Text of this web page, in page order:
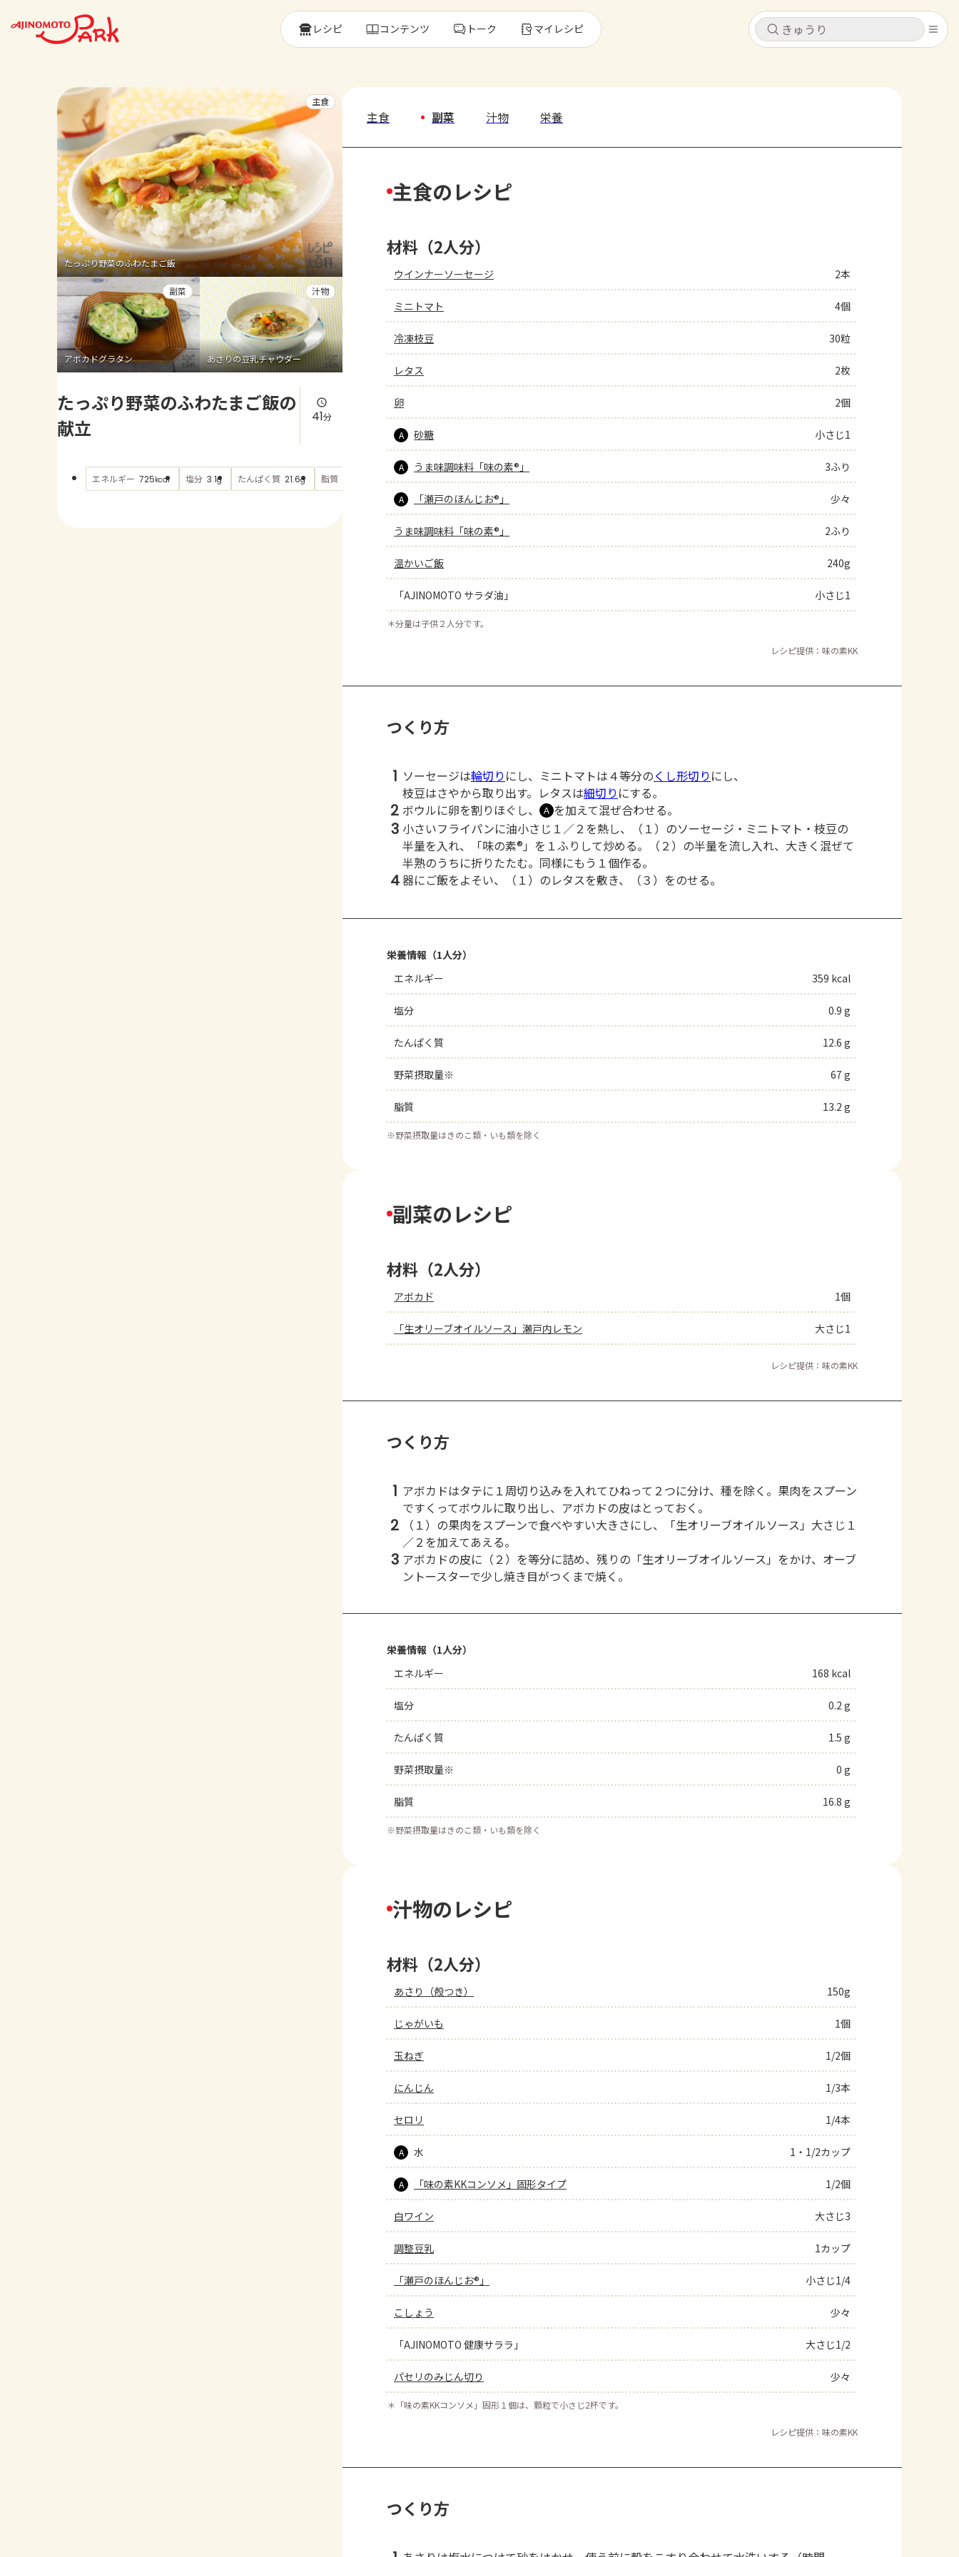
キャンセル
よくあるお問い合わせ
お買い物
キャンセル
レシピ コンテンツ トーク マイレシピ
たっぷり野菜のふわたまご飯
主食
アボカドグラタン
副菜
あさりの豆乳チャウダー
汁物
たっぷり野菜のふわたまご飯の
献立
41分
エネルギー 725kcal 塩分 3.1g たんぱく質 21.6g 脂質 もっと見る
主食 副菜 汁物 栄養
主食のレシピ
材料（2人分）
ウインナーソーセージ 2本
ミニトマト 4個
冷凍枝豆 30粒
レタス 2枚
卵 2個
A 砂糖 小さじ1
A うま味調味料「味の素®」 3ふり
A 「瀬戸のほんじお®」 少々
うま味調味料「味の素®」 2ふり
温かいご飯 240g
「AJINOMOTO サラダ油」 小さじ1
＊分量は子供２人分です。
レシピ提供：味の素KK
つくり方
1 ソーセージは輪切り にし、ミニトマトは４等分のくし形切り にし、
枝豆はさやから取り出す。レタスは細切り にする。
2 ボウルに卵を割りほぐし、 Ａ を加えて混ぜ合わせる。
3 小さいフライパンに油小さじ１／２を熱し、（１）のソーセージ・ミニトマト・枝豆の
半量を入れ、「味の素®」を１ふりして炒める。（２）の半量を流し入れ、大きく混ぜて
半熟のうちに折りたたむ。同様にもう１個作る。
4器にご飯をよそい、（１）のレタスを敷き、（３）をのせる。
栄養情報（1人分）
エネルギー
359 kcal
塩分 0.9 g
たんぱく質 12.6 g
野菜摂取量※ 67 g
脂質 13.2 g
※野菜摂取量はきのこ類・いも類を除く
副菜のレシピ
材料（2人分）
アボカド 1個
「生オリーブオイルソース」瀬戸内レモン 大さじ1
レシピ提供：味の素KK
つくり方
1 アボカドはタテに１周切り込みを入れてひねって２つに分け、種を除く。果肉をスプーン
ですくってボウルに取り出し、アボカドの皮はとっておく。
2
（１）の果肉をスプーンで食べやすい大きさにし、「生オリーブオイルソース」大さじ１
／２を加えてあえる。
3 アボカドの皮に（２）を等分に詰め、残りの「生オリーブオイルソース」をかけ、オーブ
ントースターで少し焼き目がつくまで焼く。
栄養情報（1人分）
エネルギー
168 kcal
塩分 0.2 g
たんぱく質 1.5 g
野菜摂取量※ 0 g
脂質 16.8 g
※野菜摂取量はきのこ類・いも類を除く
汁物のレシピ
材料（2人分）
あさり（殻つき） 150g
じゃがいも 1個
玉ねぎ 1/2個
にんじん 1/3本
セロリ 1/4本
A 水 1・1/2カップ
A 「味の素KKコンソメ」固形タイプ 1/2個
白ワイン 大さじ3
調整豆乳 1カップ
「瀬戸のほんじお®」 小さじ1/4
こしょう 少々
「AJINOMOTO 健康サララ」 大さじ1/2
パセリのみじん切り 少々
＊ 「味の素KKコンソメ」固形１個は、顆粒で小さじ2杯です。
レシピ提供：味の素KK
つくり方